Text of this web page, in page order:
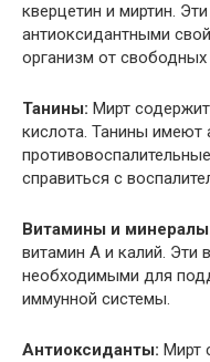
кверцетин и миртин.
антиоксидантными
организм от свободных
Танины: Мирт
кислота. Танины имеют
справиться с
Витамины и
витамин А и калий. Эти
необходимыми для
иммунной системы.
Антиоксиданты: Мирт